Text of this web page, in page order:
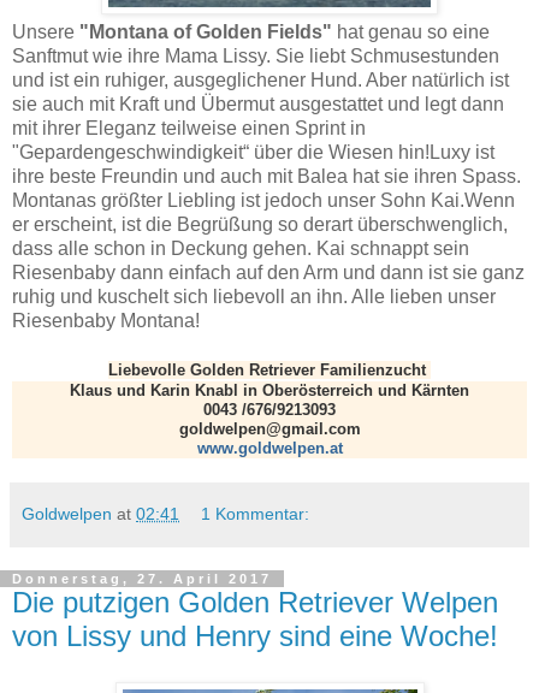
Unsere "Montana of Golden Fields" hat genau so eine
Sanftmut wie ihre Mama Lissy. Sie liebt Schmusestunden
und ist ein ruhiger, ausgeglichener Hund. Aber natürlich ist
sie auch mit Kraft und Übermut ausgestattet und legt dann
mit ihrer Eleganz teilweise einen Sprint in
"Gepardengeschwindigkeit“ über die Wiesen hin!Luxy ist
ihre beste Freundin und auch mit Balea hat sie ihren Spass.
Montanas größter Liebling ist jedoch unser Sohn Kai.Wenn
er erscheint, ist die Begrüßung so derart überschwenglich,
dass alle schon in Deckung gehen. Kai schnappt sein
Riesenbaby dann einfach auf den Arm und dann ist sie ganz
ruhig und kuschelt sich liebevoll an ihn. Alle lieben unser
Riesenbaby Montana!
Liebevolle Golden Retriever Familienzucht
Klaus und Karin Knabl in Oberösterreich und Kärnten
0043 /676/9213093
goldwelpen@gmail.com
www.goldwelpen.at
Goldwelpen at 02:41 1 Kommentar:
Donnerstag, 27. April 2017
Die putzigen Golden Retriever Welpen
von Lissy und Henry sind eine Woche!